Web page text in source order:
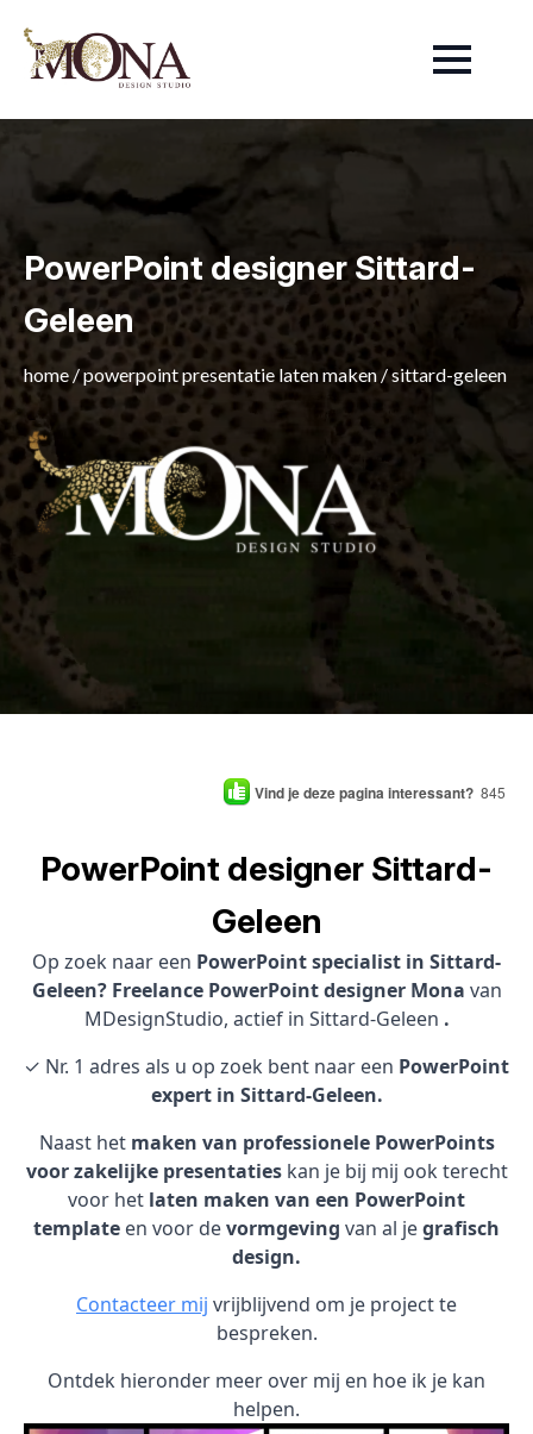
PowerPoint designer Sittard-
Geleen
home /powerpoint presentatie laten maken /sittard-geleen
Vind je deze pagina interessant? 845
PowerPoint designer Sittard-
Geleen
Op zoek naar een PowerPoint specialist in Sittard-
Geleen? Freelance PowerPoint designer Mona van
MDesignStudio, actief in Sittard-Geleen .
✓ Nr. 1 adres als u op zoek bent naar een PowerPoint
expert in Sittard-Geleen.
Naast het maken van professionele PowerPoints
voor zakelijke presentatieskan je bij mij ook terecht
voor het laten maken van een PowerPoint
template en voor devormgeving van al jegrafisch
design.
Contacteer mij vrijblijvend om je project te
bespreken.
Ontdek hieronder meer over mij en hoe ik je kan
helpen.